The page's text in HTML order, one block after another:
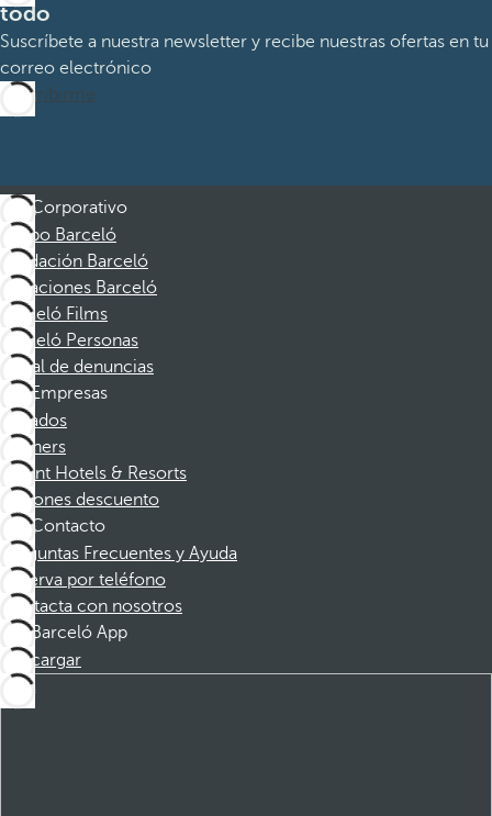
todo
Suscríbete a nuestra newsletter y recibe nuestras ofertas en tu
correo electrónico
Suscribirme
Corporativo
Grupo Barceló
Fundación Barceló
Vacaciones Barceló
Barceló Films
Barceló Personas
Canal de denuncias
Empresas
Afiliados
Partners
Dorint Hotels & Resorts
Cupones descuento
Contacto
Preguntas Frecuentes y Ayuda
Reserva por teléfono
Contacta con nosotros
Barceló App
Descargar